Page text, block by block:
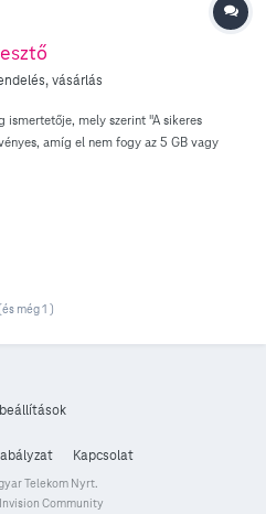
vásárlás
ismertetője, mely szerint "A sikeres
amíg el nem fogy az 5 GB vagy
a valóságban a vásárlástól számított
indulásakor, valóban korlátlan volt, de
a tájékoztatóba átvezették volna azt.
újra a domino-egyenlegemet,
állási idejét, ettől a Maraton
hosszabbodik meg. Magyarul: nem igaz,
időkorlát nélkül addig érvényes, amíg el
SIM-kártya rendelkezésre állási ideje".
még 1 )
Kapcsolat
Telekom Nyrt.
Community